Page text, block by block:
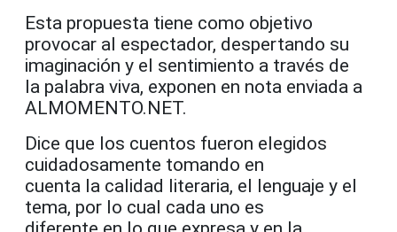
Esta propuesta tiene como objetivo
provocar al espectador, despertando su
imaginación y el sentimiento a través de
la palabra viva, exponen en nota enviada a
ALMOMENTO.NET.
Dice que los cuentos fueron elegidos
cuidadosamente tomando en
cuenta la calidad literaria, el lenguaje y el
tema, por lo cual cada uno es